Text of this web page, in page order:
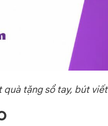
quà tặng sổ tay, bút viết